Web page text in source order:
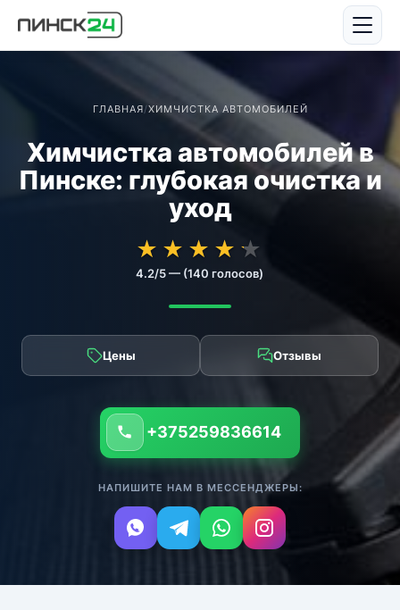
ГЛАВНАЯ/ХИМЧИСТКА АВТОМОБИЛЕЙ
Химчистка автомобилей в
Пинске: глубокая очистка и
уход
★★★★★
★★★★★
★ ★ ★ ★ ★
4.2/5 — (140 голосов)
Цены Отзывы
+375259836614
НАПИШИТЕ НАМ В МЕССЕНДЖЕРЫ: